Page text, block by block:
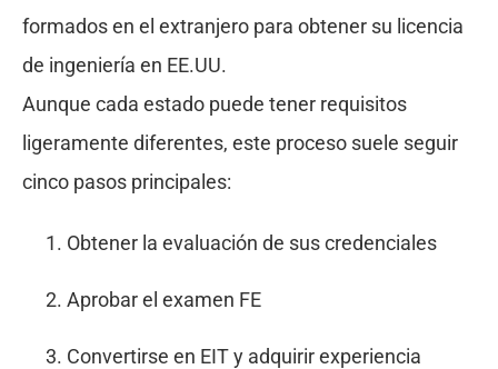
formados en el extranjero para obtener su licencia
de ingeniería en EE.UU.
Aunque cada estado puede tener requisitos
ligeramente diferentes, este proceso suele seguir
cinco pasos principales:
Obtener la evaluación de sus credenciales
Aprobar el examen FE
Convertirse en EIT y adquirir experiencia